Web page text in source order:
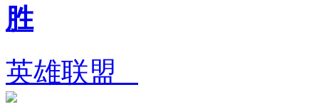
胜
英雄联盟